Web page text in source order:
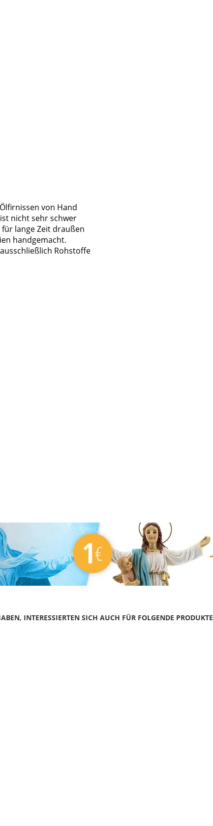
von Hand
nicht sehr schwer
lange Zeit draußen
handgemacht.
Rohstoffe
INTERESSIERTEN SICH AUCH FÜR FOLGENDE PRODUKTE